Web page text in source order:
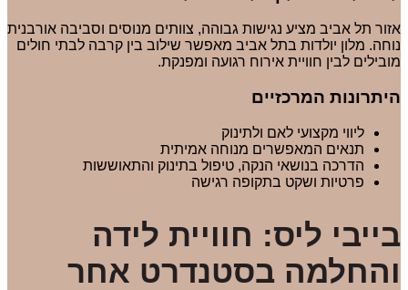
אזור תל אביב מציע נגישות גבוהה, צוותים מנוסים וסביבה אורבנית
נוחה. מלון יולדות בתל אביב מאפשר שילוב בין קרבה לבתי חולים
מובילים לבין חוויית אירוח רגועה ומפנקת.
היתרונות המרכזיים
ליווי מקצועי לאם ולתינוק
תנאים המאפשרים מנוחה אמיתית
הדרכה בנושאי הנקה, טיפול בתינוק והתאוששות
פרטיות ושקט בתקופה רגישה
בייבי ליס: חוויית לידה
והחלמה בסטנדרט אחר